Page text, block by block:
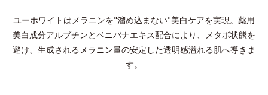
ユーホワイトはメラニンを"溜め込まない"美白ケアを実現。 薬用
美白成分アルブチンとベニバナエキス配合により、メタボ状態を
避け、 生成されるメラニン量の安定した透明感溢れる肌へ導きま
す。